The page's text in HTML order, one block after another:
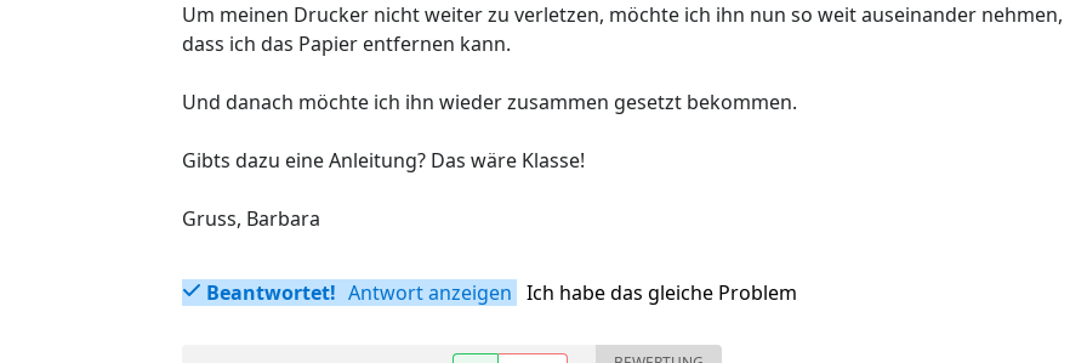
Um meinen Drucker nicht weiter zu verletzen, möchte ich ihn nun so weit auseinander nehmen,
dass ich das Papier entfernen kann.
Und danach möchte ich ihn wieder zusammen gesetzt bekommen.
Gibts dazu eine Anleitung? Das wäre Klasse!
Gruss, Barbara
Beantwortet! Antwort anzeigen Ich habe das gleiche Problem